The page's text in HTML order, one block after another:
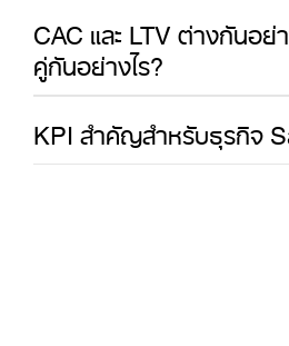
CAC และ LTV ต่างกันอย่า
คู่กันอย่างไร?
KPI สำคัญสำหรับธุรกิจ